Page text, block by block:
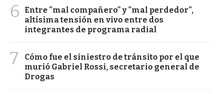
6
Entre "mal compañero" y "mal perdedor",
altísima tensión en vivo entre dos
integrantes de programa radial
7
Cómo fue el siniestro de tránsito por el que
murió Gabriel Rossi, secretario general de
Drogas